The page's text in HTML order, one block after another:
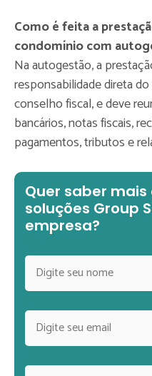
Como é feita a
condomínio com
Na autogestão, a
responsabilidade direta
conselho fiscal, e deve
bancários, notas fiscais,
pagamentos, tributos e
Quer saber
soluções Group
empresa?